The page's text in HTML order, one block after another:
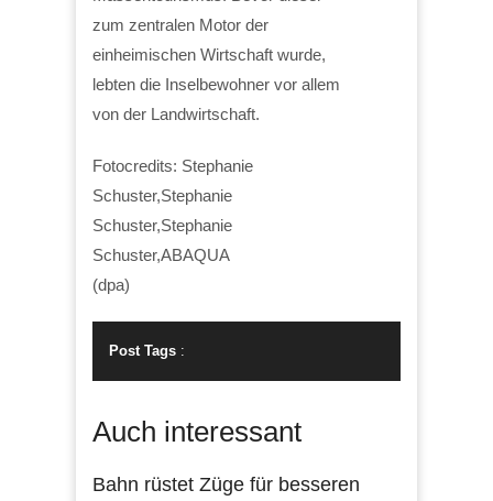
zum zentralen Motor der
einheimischen Wirtschaft wurde,
lebten die Inselbewohner vor allem
von der Landwirtschaft.
Fotocredits: Stephanie
Schuster,Stephanie
Schuster,Stephanie
Schuster,ABAQUA
(dpa)
Post Tags :
Auch interessant
Bahn rüstet Züge für besseren